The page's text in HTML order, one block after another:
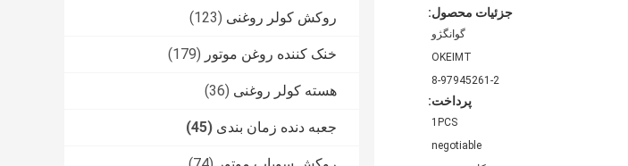
روکش کولر روغنی (123)
خنک کننده روغن موتور (179)
هسته کولر روغنی (36)
جعبه دنده زمان بندی (45)
جزئیات محصول:
گوانگژو
OKEIMT
8-97945261-2
پرداخت:
1PCS
negotiable